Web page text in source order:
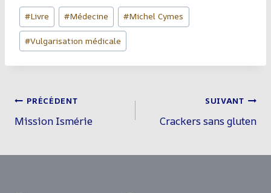
Étiquettes
de
la
#Livre #Médecine #Michel Cymes
#Vulgarisation médicale
Navigation
De
PRÉCÉDENT
Mission Ismérie
SUIVANT
Crackers sans gluten